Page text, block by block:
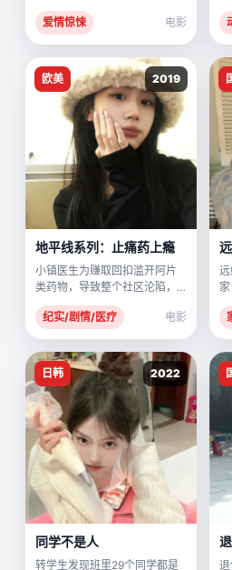
却发现里面葬着另一个自己。
爱情惊悚
电影
2019
欧美
地平线系列：止痛药上瘾
小镇医生为赚取回扣滥开阿片
类药物，导致整个社区沦陷，
而他的女儿成了第一个受害
者。
纪实/剧情/医疗 电影
2022
日韩
同学不是人
转学生发现班里29个同学都是